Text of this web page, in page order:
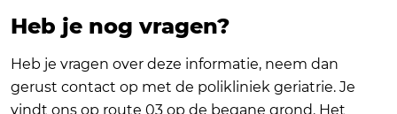
Heb je nog vragen?
Heb je vragen over deze informatie, neem dan
gerust contact op met de polikliniek geriatrie. Je
vindt ons op route 03 op de begane grond. Het